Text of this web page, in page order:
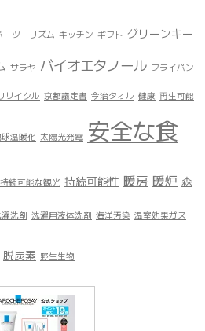
ーツーリズム キッチン ギフト グリーンキー
サラヤ バイオエタノール フライパン
サイクル 京都議定書 今治タオル 健康 再生可能
温暖化 太陽光発電 安全な食
持続可能な観光 持続可能性 暖房 暖炉 森
洗剤 洗濯用液体洗剤 海洋汚染 温室効果ガス
脱炭素 野生生物